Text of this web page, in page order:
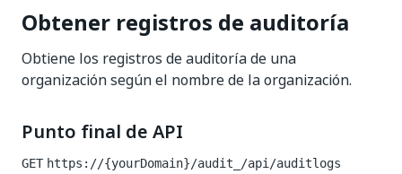
Obtener registros de auditoría
Obtiene los registros de auditoría de una
organización según el nombre de la organización.
Punto final de API
GET https://{yourDomain}/audit_ /api/auditlogs